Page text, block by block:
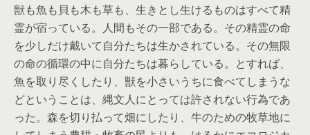
獣も魚も貝も木も草も、生きとし生けるものはすべて精
霊が宿っている。人間もその一部である。その精霊の命
を少しだけ戴いて自分たちは生かされている。その無限
の命の循環の中に自分たちは暮らしている。とすれば、
魚を取り尽くしたり、獣を小さいうちに食べてしまうな
どということは、縄文人にとっては許されない行為であ
った。森を切り払って畑にしたり、牛のための牧草地に